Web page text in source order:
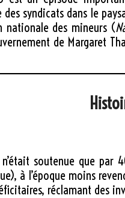
syndicats dans le
nationale des mineurs (
de Margaret
n’était soutenue que
à l’époque moins
réclamant des